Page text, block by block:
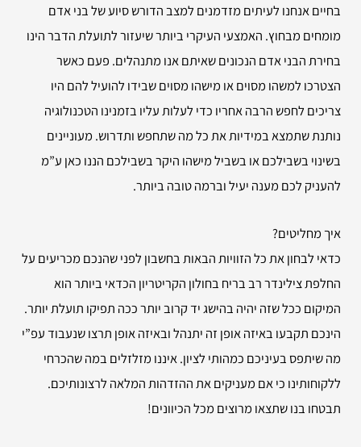
בחיים אנחנו לעיתים מזדמנים למצב הדורש סיוע של בני אדם
מומחים מבחוץ. האמצעי העיקרי ביותר שיעזור לתועלת הדבר הינו
בחירת הבני אדם הנכונים שאיתם אנו מתנהלים. פעם כאשר
הצטרכו למשהו מסוים או מישהו מסוים שבידו להועיל להם היו
צריכים לחפש הרבה אחריו כדי לעלות עליו בזמנינו הטכנולוגיה
נותנת שתמצא במידיות את כל מה שתחפש ותדרוש. מעוניינים
בשינוי בשבילכם או בשביל מישהו היקר בשבילכם הננו כאן ע”מ
להעניק לכם מענה יעיל וברמה טובה ביותר.
איך מחליטים?
כדאי לבחון את כל הזוויות הבאות בחשבון לפני שהנכם מכריעים על
החלפת צילינדר רב בריח בחולון הקריטריון הכדאי ביותר הוא
המיקום ככל שזה יהיה בהישג יד קרוב יותר ככה תפיקו תועלת יותר.
הינכם תקבעו באיזה אופן זה יתנהל ובאיזה אופן תרצו שנעבוד עפ”י
מה שיתפס בעיניכם כמהותי לציון. איננו מזלזלים במה שהכרחי
ללקוחותינו כי אם מעניקים את ההזדהות המלאה לרצונותיכם.
תבטחו בנו שתצאו מרוצים מכל הכיוונים!